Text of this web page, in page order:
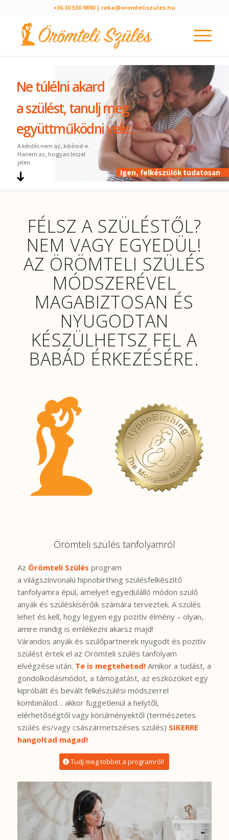
+36 30 530 9890 | reka@oromteliszules.hu
Ne túlélni akard
a szülést, tanulj meg
együttműködni vele.
A kérdés nem az, kibírod-e.
Hanem az, hogyan leszel
jelen.
Igen, felkészülök tudatosan
FÉLSZ A SZÜLÉSTŐL?
NEM VAGY EGYEDÜL!
AZ ÖRÖMTELI SZÜLÉS
MÓDSZERÉVEL
MAGABIZTOSAN ÉS
NYUGODTAN
KÉSZÜLHETSZ FEL A
BABÁD ÉRKEZÉSÉRE.
Örömteli szülés tanfolyamról
Az Örömteli Szülés program
a világszínvonalú hipnobirthing szülésfelkészítő
tanfolyamra épül, amelyet egyedülálló módon szülő
anyák és szüléskísérőik számára terveztek. A szülés
lehet és kell, hogy legyen egy pozitív élmény – olyan,
amire mindig is emlékezni akarsz majd!
Várandos anyák és szülőpartnerek nyugodt és pozitív
szülést értek el az Örömteli szülés tanfolyam
elvégzése után. Te is megteheted!Amikor a tudást, a
gondolkodásmódot, a támogatást, az eszközöket egy
kipróbált és bevált felkészülési módszerrel
kombinálod… akkor függetlenül a helytől,
elérhetőségtől vagy körülményektől (természetes
szülés és/vagy császármetszéses szülés) SIKERRE
hangoltad magad!
Tudj meg többet a programról!